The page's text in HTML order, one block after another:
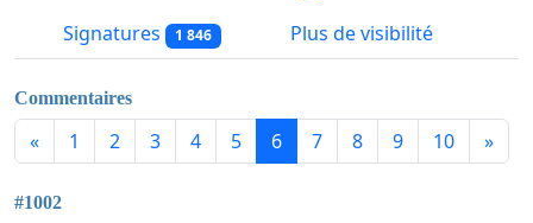
Signatures 1 846 Plus de visibilité
Commentaires
« 1 2 3 4 5 6 7 8 9 10 »
#1002